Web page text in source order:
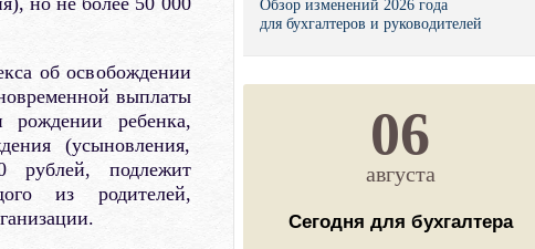
Остальные ведомства
об освобождении
выплаты
ребенка,
(усыновления,
подлежит
из родителей,
Обзор изменений 2026 года
для бухгалтеров и руководителей
06
августа
Сегодня для бухгалтера